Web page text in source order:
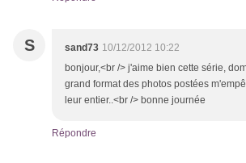
S sand73 10/12/2012 10:22
bonjour,<br /> j'aime bien cette série,
grand format des photos postées
leur entier..<br /> bonne journée
Répondre